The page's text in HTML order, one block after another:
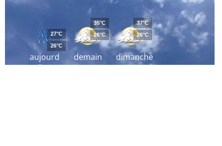
aujourd
´hui
27°C
26°C
demain
35°C
26°C
dimanche
37°C
26°C